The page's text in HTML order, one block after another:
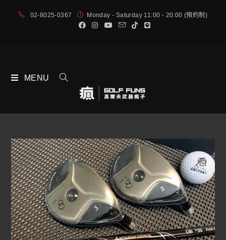
02-8025-0367 Monday - Saturday 11:00 - 20:00 (預約制)
MENU